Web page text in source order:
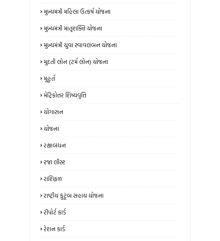
મુખ્યમંત્રી મહિલા ઉત્કર્ષ યોજના
મુખ્યમંત્રી માતૃશક્તિ યોજના
મુખ્યમંત્રી યુવા સ્વાવલંબન યોજના
મુદતી લોન (ટર્મ લોન) યોજના
મુહૂર્ત
મેટ્રિકોત્તર શિષ્યવૃત્તિ
યોગાસન
યોજના
રક્ષાબંધન
રજા લીસ્ટ
રાશિફળ
રાષ્ટ્રીય કુટૂંબ સહાય યોજના
રીપોર્ટ કાર્ડ
રેશન કાર્ડ